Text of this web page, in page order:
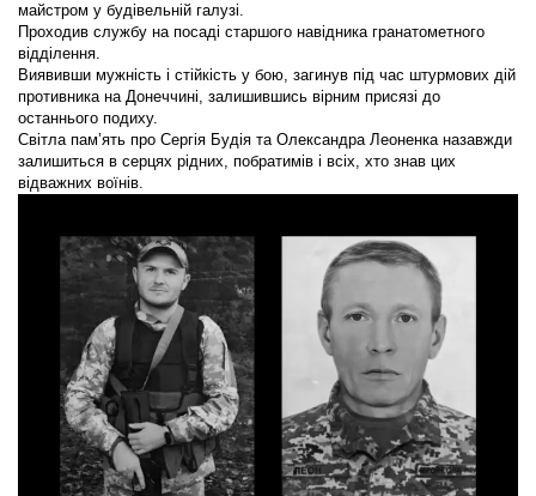
майстром у будівельній галузі.
Проходив службу на посаді старшого навідника гранатометного
відділення.
Виявивши мужність і стійкість у бою, загинув під час штурмових дій
противника на Донеччині, залишившись вірним присязі до
останнього подиху.
Світла пам’ять про Сергія Будія та Олександра Леоненка назавжди
залишиться в серцях рідних, побратимів і всіх, хто знав цих
відважних воїнів.